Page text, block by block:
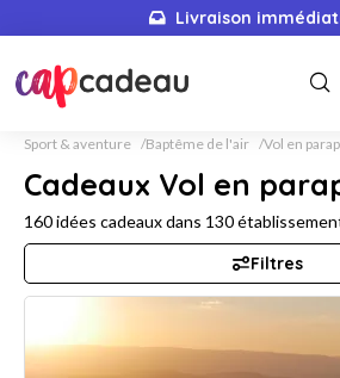
Livraison
Sport & aventure Baptême de l'air Vol en
Cadeaux Vol en
160idées cadeaux dans 130
Filtres